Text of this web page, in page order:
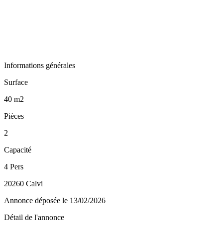
Informations générales
Surface
40 m2
Pièces
2
Capacité
4 Pers
20260 Calvi
Annonce déposée le 13/02/2026
Détail de l'annonce